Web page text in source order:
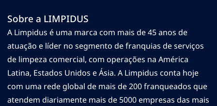
Sobre a LIMPIDUS
A Limpidus é uma marca com mais de 45 anos de
atuação e líder no segmento de franquias de serviços
de limpeza comercial, com operações na América
Latina, Estados Unidos e Ásia. A Limpidus conta hoje
com uma rede global de mais de 200 franqueados que
atendem diariamente mais de 5000 empresas das mais